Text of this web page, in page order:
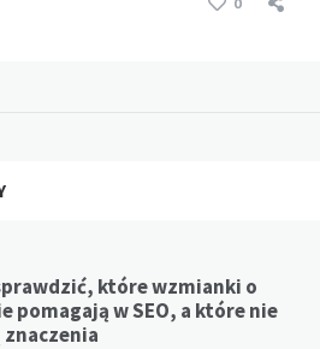
które wzmianki o
pomagają w SEO, a które nie
znaczenia